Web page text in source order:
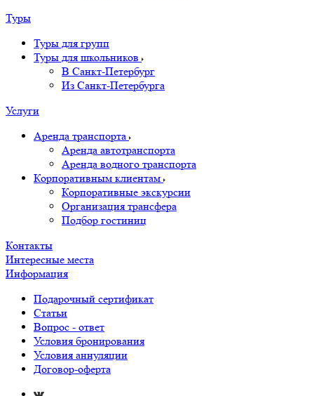
Туры
Туры для групп
Туры для школьников
В Санкт-Петербург
Из Санкт-Петербурга
Услуги
Аренда транспорта
Аренда автотранспорта
Аренда водного транспорта
Корпоративным клиентам
Корпоративные экскурсии
Организация трансфера
Подбор гостиниц
Контакты
Интересные места
Информация
Подарочный сертификат
Статьи
Вопрос - ответ
Условия бронирования
Условия аннуляции
Договор-оферта